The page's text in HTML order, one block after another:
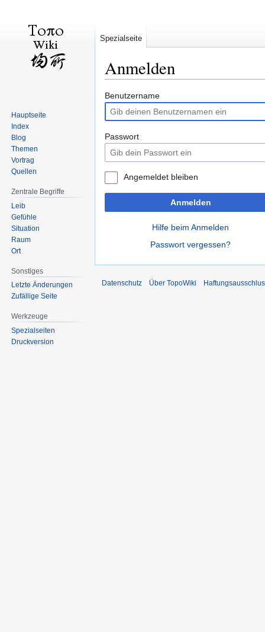
Anmelden
Zur
Navigation
springen
Zur
Suche
springen
Benutzername
Passwort
Angemeldet bleiben
Anmelden
Hilfe beim Anmelden
Passwort vergessen?
Spezialseite
Hauptseite
Index
Blog
Themen
Vortrag
Quellen
Zentrale Begriffe
Leib
Gefühle
Situation
Raum
Ort
Sonstiges
Letzte Änderungen
Zufällige Seite
Werkzeuge
Spezialseiten
Druckversion
Datenschutz Über TopoWiki